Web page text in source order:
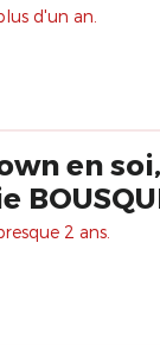
d'un an.
en
2 ans.